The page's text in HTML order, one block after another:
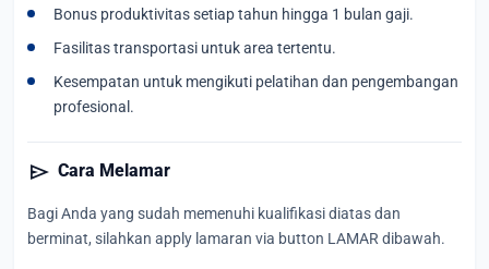
Bonus produktivitas setiap tahun hingga 1 bulan gaji.
Fasilitas transportasi untuk area tertentu.
Kesempatan untuk mengikuti pelatihan dan pengembangan
profesional.
send Cara Melamar
Bagi Anda yang sudah memenuhi kualifikasi diatas dan
berminat, silahkan apply lamaran via button LAMAR dibawah.